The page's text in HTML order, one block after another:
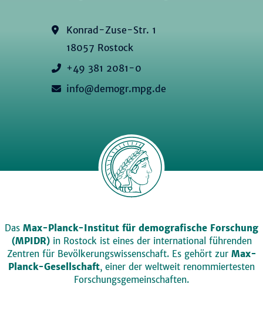
Konrad-Zuse-Str. 1
18057 Rostock
+49 381 2081-0
info@demogr.mpg.de
Das Max-Planck-Institut für demografische Forschung
(MPIDR)in Rostock ist eines der international führenden
Zentren für Bevölkerungswissenschaft. Es gehört zur Max-
Planck-Gesellschaft, einer der weltweit renommiertesten
Forschungsgemeinschaften.